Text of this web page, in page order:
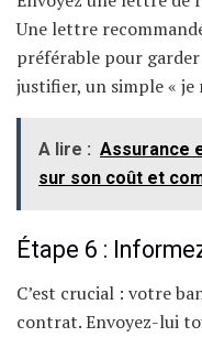
Une lettre
préférable pour garder
justifier, un simple « je
A lire : Assurance
sur son coût et
Étape 6 :
C’est crucial : votre
contrat. Envoyez-lui